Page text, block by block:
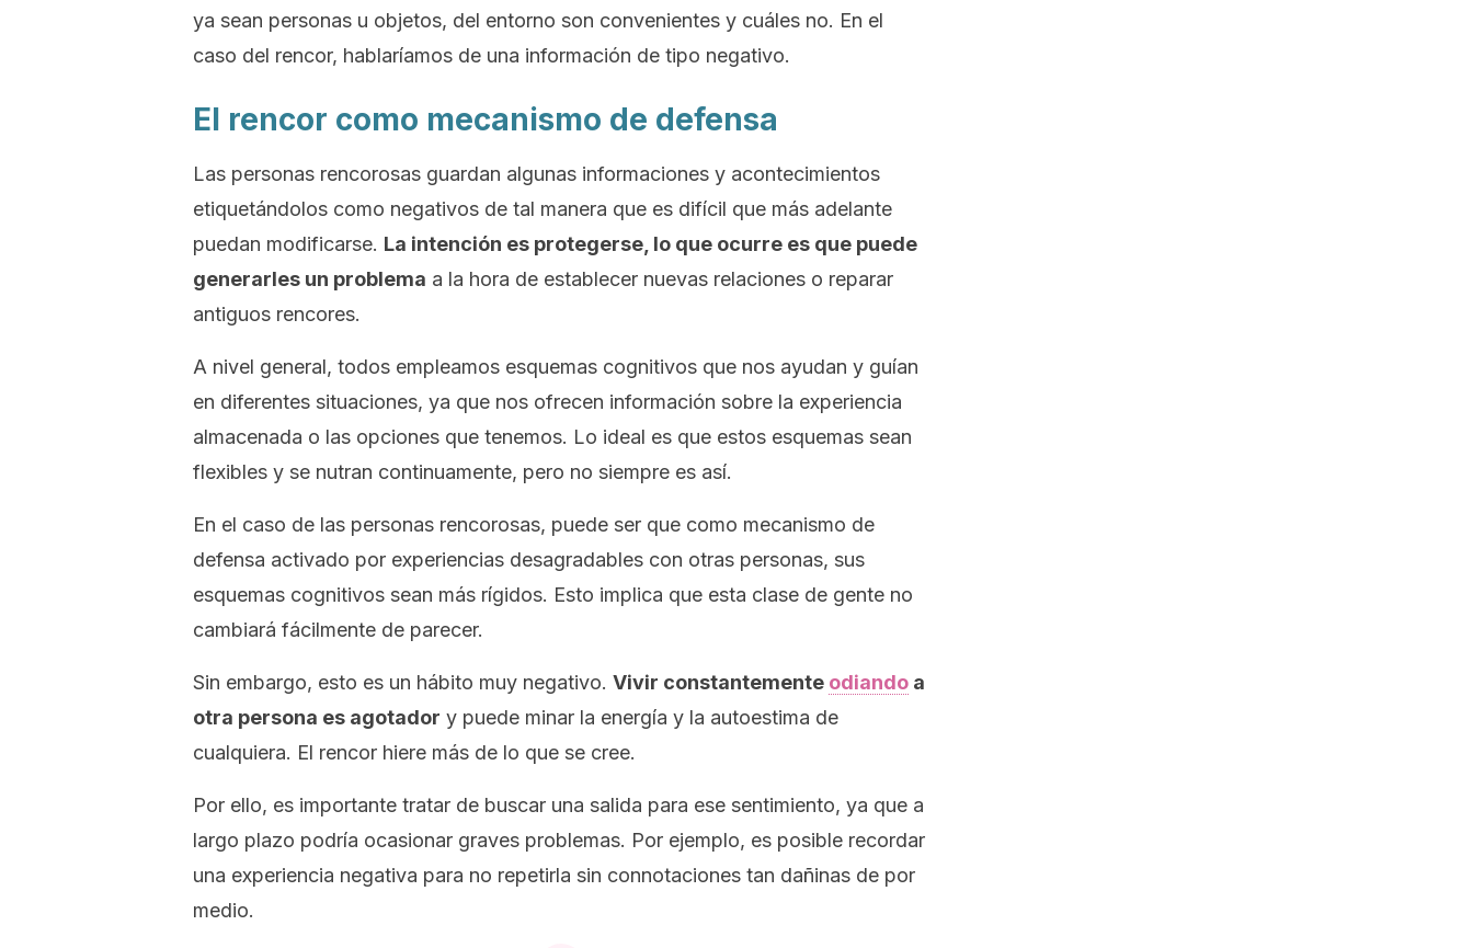
ya sean personas u objetos, del entorno son convenientes y cuáles no. En el
caso del rencor, hablaríamos de una información de tipo negativo.
El rencor como mecanismo de defensa
Las personas rencorosas guardan algunas informaciones y acontecimientos
etiquetándolos como negativos de tal manera que es difícil que más adelante
puedan modificarse. La intención es protegerse, lo que ocurre es que puede
generarles un problema a la hora de establecer nuevas relaciones o reparar
antiguos rencores.
A nivel general, todos empleamos esquemas cognitivos que nos ayudan y guían
en diferentes situaciones, ya que nos ofrecen información sobre la experiencia
almacenada o las opciones que tenemos. Lo ideal es que estos esquemas sean
flexibles y se nutran continuamente, pero no siempre es así.
En el caso de las personas rencorosas, puede ser que como mecanismo de
defensa activado por experiencias desagradables con otras personas, sus
esquemas cognitivos sean más rígidos. Esto implica que esta clase de gente no
cambiará fácilmente de parecer.
Sin embargo, esto es un hábito muy negativo. Vivir constantemente odiando a
otra persona es agotador y puede minar la energía y la autoestima de
cualquiera. El rencor hiere más de lo que se cree.
Por ello, es importante tratar de buscar una salida para ese sentimiento, ya que a
largo plazo podría ocasionar graves problemas. Por ejemplo, es posible recordar
una experiencia negativa para no repetirla sin connotaciones tan dañinas de por
medio.